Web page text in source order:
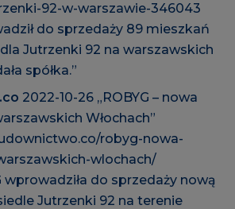
92-w-warszawie-346043
do sprzedaży 89 mieszkań
Jutrzenki 92 na warszawskich
spółka.”
2022-10-26 „ROBYG – nowa
Włochach”
robyg-nowa-
wlochach/
wprowadziła do sprzedaży nową
Jutrzenki 92 na terenie